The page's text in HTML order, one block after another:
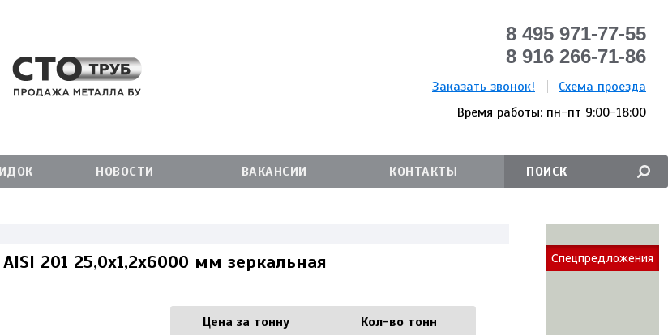
8 495 971-77-55
8 916 266-71-86
Заказать звонок!
Схема проезда
Время работы: пн-пт 9:00-18:00
НОВОСТИ ВАКАНСИИ КОНТАКТЫ
201 25,0х1,2х6000 мм зеркальная
Цена за тонну Кол-во тонн
Спецпредложения